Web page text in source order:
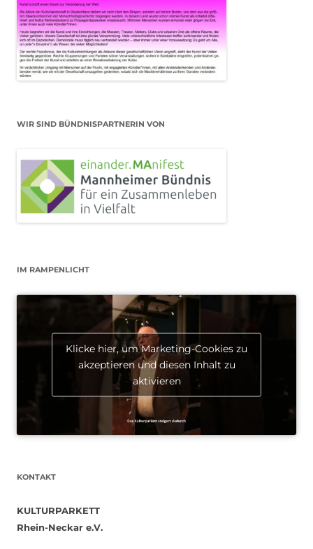
WIR SIND BÜNDNISPARTNERIN VON
IM RAMPENLICHT
Klicke hier, um Marketing-Cookies zu
akzeptieren und diesen Inhalt zu
aktivieren
KONTAKT
KULTURPARKETT
Rhein-Neckar e.V.